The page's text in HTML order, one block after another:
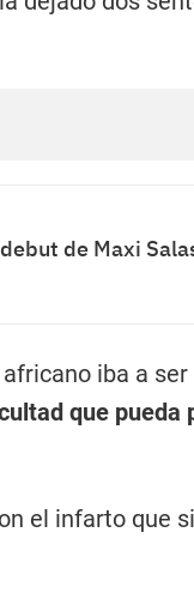
de Maxi
iba a ser
que pueda
el infarto que